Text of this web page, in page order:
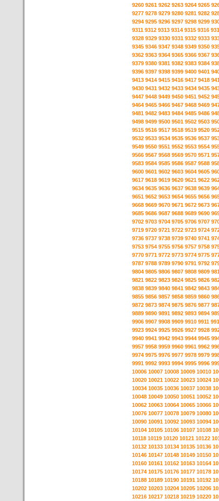
9260 9261 9262 9263 9264 9265
9277 9278 9279 9280 9281 9282
9294 9295 9296 9297 9298 9299
9311 9312 9313 9314 9315 9316
9328 9329 9330 9331 9332 9333
9345 9346 9347 9348 9349 9350
9362 9363 9364 9365 9366 9367
9379 9380 9381 9382 9383 9384
9396 9397 9398 9399 9400 9401
9413 9414 9415 9416 9417 9418
9430 9431 9432 9433 9434 9435
9447 9448 9449 9450 9451 9452
9464 9465 9466 9467 9468 9469
9481 9482 9483 9484 9485 9486
9498 9499 9500 9501 9502 9503
9515 9516 9517 9518 9519 9520
9532 9533 9534 9535 9536 9537
9549 9550 9551 9552 9553 9554
9566 9567 9568 9569 9570 9571
9583 9584 9585 9586 9587 9588
9600 9601 9602 9603 9604 9605
9617 9618 9619 9620 9621 9622
9634 9635 9636 9637 9638 9639
9651 9652 9653 9654 9655 9656
9668 9669 9670 9671 9672 9673
9685 9686 9687 9688 9689 9690
9702 9703 9704 9705 9706 9707
9719 9720 9721 9722 9723 9724
9736 9737 9738 9739 9740 9741
9753 9754 9755 9756 9757 9758
9770 9771 9772 9773 9774 9775
9787 9788 9789 9790 9791 9792
9804 9805 9806 9807 9808 9809
9821 9822 9823 9824 9825 9826
9838 9839 9840 9841 9842 9843
9855 9856 9857 9858 9859 9860
9872 9873 9874 9875 9876 9877
9889 9890 9891 9892 9893 9894
9906 9907 9908 9909 9910 9911
9923 9924 9925 9926 9927 9928
9940 9941 9942 9943 9944 9945
9957 9958 9959 9960 9961 9962
9974 9975 9976 9977 9978 9979
9991 9992 9993 9994 9995 9996
10006 10007 10008 10009 10010
10020 10021 10022 10023 10024
10034 10035 10036 10037 10038
10048 10049 10050 10051 10052
10062 10063 10064 10065 10066
10076 10077 10078 10079 10080
10090 10091 10092 10093 10094
10104 10105 10106 10107 10108
10118 10119 10120 10121 10122
10132 10133 10134 10135 10136
10146 10147 10148 10149 10150
10160 10161 10162 10163 10164
10174 10175 10176 10177 10178
10188 10189 10190 10191 10192
10202 10203 10204 10205 10206
10216 10217 10218 10219 10220